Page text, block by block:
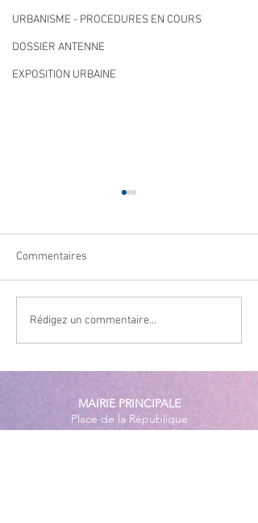
URBANISME - PROCEDURES EN COURS
DOSSIER ANTENNE
EXPOSITION URBAINE
Navettes estivales Envibus
gratuites
Commentaires
Rédigez un commentaire...
MAIRIE PRINCIPALE
Place de la République
06270 Villeneuve Loubet